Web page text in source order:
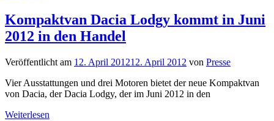
Kompaktvan Dacia Lodgy kommt in Juni
2012 in den Handel
Veröffentlicht am 12. April 201212. April 2012 von Presse
Vier Ausstattungen und drei Motoren bietet der neue Kompaktvan
von Dacia, der Dacia Lodgy, der im Juni 2012 in den
Weiterlesen